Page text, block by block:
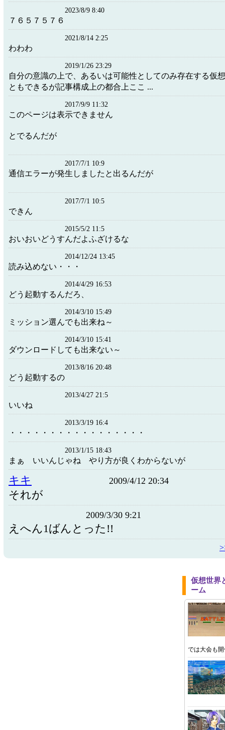
2023/8/9 8:40
７６５７５７６
2021/8/14 2:25
わわわ
2019/1/26 23:29
自分の意識の上で、あるいは可能性としてのみ存在する仮
ともできるが記事構成上の都合上ここ ...
2017/9/9 11:32
このページは表示できません
とでるんだが
2017/7/1 10:9
通信エラーが発生しましたと出るんだが
2017/7/1 10:5
できん
2015/5/2 11:5
おいおいどうすんだよふざけるな
2014/12/24 13:45
読み込めない・・・
2014/4/29 16:53
どう起動するんだろ、
2014/3/10 15:49
ミッション選んでも出来ね～
2014/3/10 15:41
ダウンロードしても出来ない～
2013/8/16 20:48
どう起動するの
2013/4/27 21:5
いいね
2013/3/19 16:4
・・・・・・・・・・・・・・・・・
2013/1/15 18:43
まぁ いいんじゃね やり方が良くわからないが
キキ 2009/4/12 20:34
それが
2009/3/30 9:21
えへん1ばんとった!!
仮想世界
ーム
では大会も